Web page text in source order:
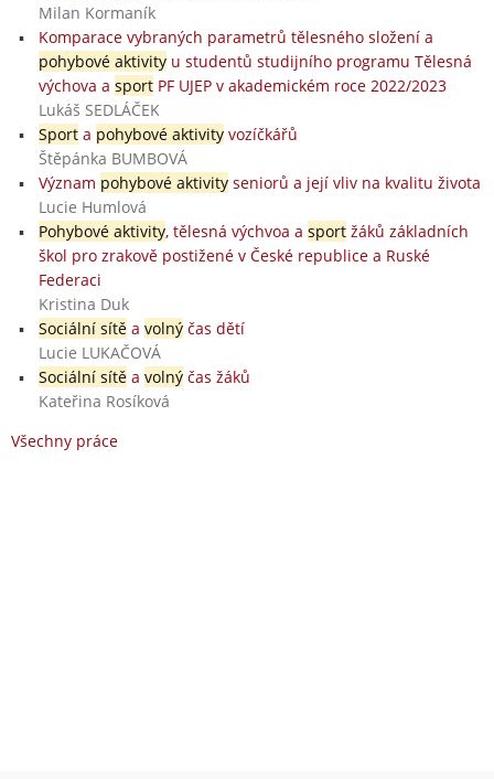
Milan Kormaník
Komparace vybraných parametrů tělesného složení a
pohybové aktivityu studentů studijního programu Tělesná
výchova a sportPF UJEP v akademickém roce 2022/2023
Lukáš SEDLÁČEK
Sporta pohybové aktivityvozíčkářů
Štěpánka BUMBOVÁ
Význam pohybové aktivityseniorů a její vliv na kvalitu života
Lucie Humlová
Pohybové aktivity, tělesná výchvoa a sportžáků základních
škol pro zrakově postižené v České republice a Ruské
Federaci
Kristina Duk
Sociální sítěa volnýčas dětí
Lucie LUKAČOVÁ
Sociální sítěa volnýčas žáků
Kateřina Rosíková
Všechny práce